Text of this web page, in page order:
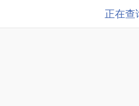
正在查